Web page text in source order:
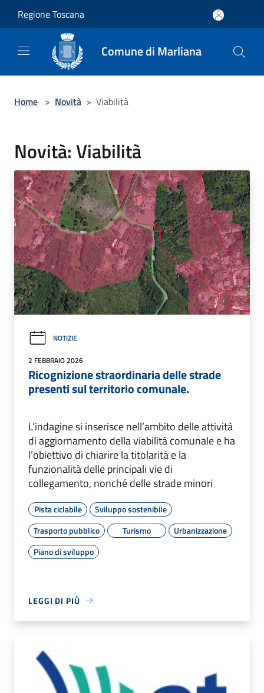
Regione Toscana
Comune di Marliana
Home > Novità > Viabilità
Novità: Viabilità
NOTIZIE
2 FEBBRAIO 2026
Ricognizione straordinaria delle strade
presenti sul territorio comunale.
L’indagine si inserisce nell’ambito delle attività
di aggiornamento della viabilità comunale e ha
l’obiettivo di chiarire la titolarità e la
funzionalità delle principali vie di
collegamento, nonché delle strade minori
Pista ciclabile
Sviluppo sostenibile
Trasporto pubblico
Turismo
Urbanizzazione
Piano di sviluppo
LEGGI DI PIÙ